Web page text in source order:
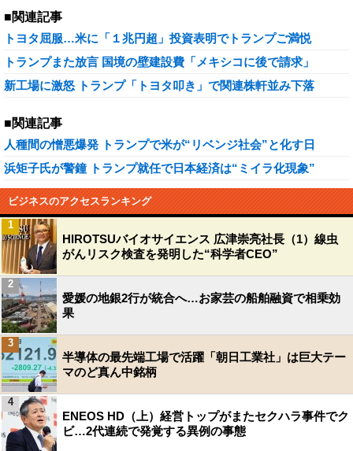
■関連記事
トヨタ屈服…米に「１兆円超」投資表明でトランプご満悦
トランプまた放言 国境の壁建設費「メキシコに後で請求」
新工場に激怒 トランプ「トヨタ叩き」で関連株軒並み下落
■関連記事
人種間の憎悪爆発 トランプで米が“リベンジ社会”と化す日
浜矩子氏が警鐘 トランプ就任で日本経済は“ミイラ化現象”
ビジネスのアクセスランキング
HIROTSUバイオサイエンス 広津崇亮社長（1）線虫
がんリスク検査を発明した“科学者CEO”
1
愛媛の地銀2行が統合へ…お家芸の船舶融資で相乗効
果
2
半導体の最先端工場で活躍「朝日工業社」は巨大テー
マのど真ん中銘柄
3
ENEOS HD（上）経営トップがまたセクハラ事件でク
ビ…2代連続で発覚する異例の事態
4